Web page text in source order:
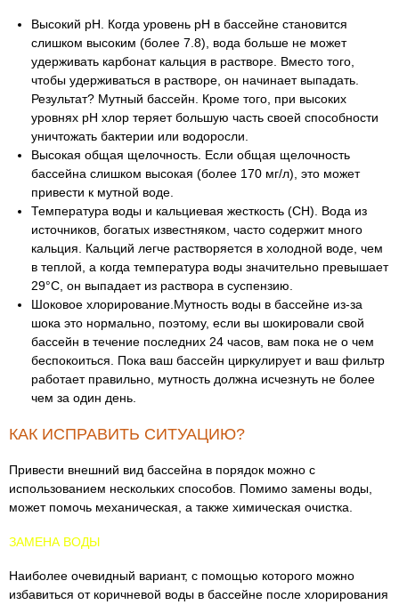
Высокий рН. Когда уровень pH в бассейне становится
слишком высоким (более 7.8), вода больше не может
удерживать карбонат кальция в растворе. Вместо того,
чтобы удерживаться в растворе, он начинает выпадать.
Результат? Мутный бассейн. Кроме того, при высоких
уровнях рН хлор теряет большую часть своей способности
уничтожать бактерии или водоросли.
Высокая общая щелочность. Если общая щелочность
бассейна слишком высокая (более 170 мг/л), это может
привести к мутной воде.
Температура воды и кальциевая жесткость (CH). Вода из
источников, богатых известняком, часто содержит много
кальция. Кальций легче растворяется в холодной воде, чем
в теплой, а когда температура воды значительно превышает
29°С, он выпадает из раствора в суспензию.
Шоковое хлорирование.Мутность воды в бассейне из-за
шока это нормально, поэтому, если вы шокировали свой
бассейн в течение последних 24 часов, вам пока не о чем
беспокоиться. Пока ваш бассейн циркулирует и ваш фильтр
работает правильно, мутность должна исчезнуть не более
чем за один день.
КАК ИСПРАВИТЬ СИТУАЦИЮ?
Привести внешний вид бассейна в порядок можно с
использованием нескольких способов. Помимо замены воды,
может помочь механическая, а также химическая очистка.
ЗАМЕНА ВОДЫ
Наиболее очевидный вариант, с помощью которого можно
избавиться от коричневой воды в бассейне после хлорирования